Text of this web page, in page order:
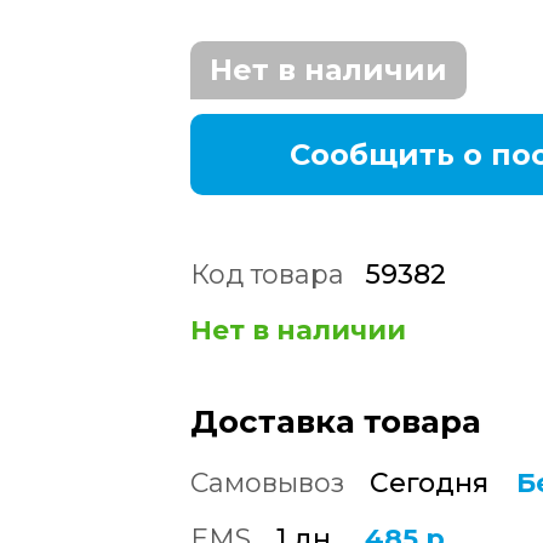
Нет в наличии
Сообщить о
Код товара
59382
Нет в наличии
Доставка товара
Самовывоз Сегодня